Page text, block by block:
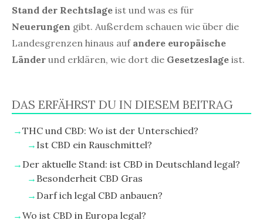
Stand der Rechtslage ist und was es für
Neuerungen gibt. Außerdem schauen wie über die
Landesgrenzen hinaus auf andere europäische
Länder und erklären, wie dort die Gesetzeslage ist.
DAS ERFÄHRST DU IN DIESEM BEITRAG
THC und CBD: Wo ist der Unterschied?
Ist CBD ein Rauschmittel?
Der aktuelle Stand: ist CBD in Deutschland legal?
Besonderheit CBD Gras
Darf ich legal CBD anbauen?
Wo ist CBD in Europa legal?